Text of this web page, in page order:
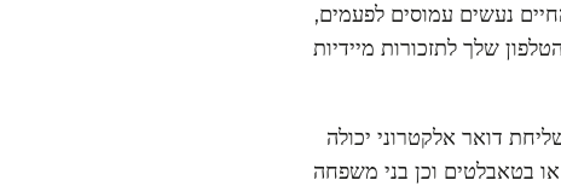
נעשים עמוסים לפעמים,
שלך לתזכורות מיידיות
דואר אלקטרוני יכולה
בטאבלטים וכן בני משפחה